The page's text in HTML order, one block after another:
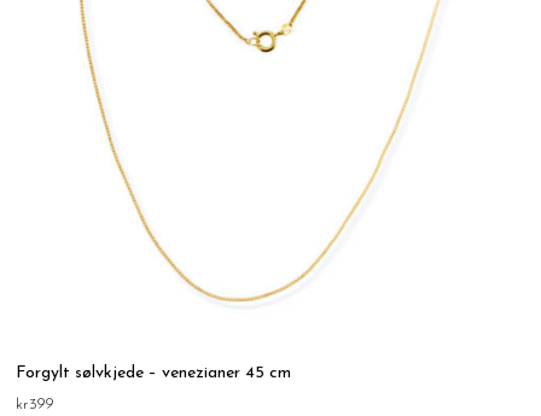
Forgylt sølvkjede – venezianer 45 cm
kr399